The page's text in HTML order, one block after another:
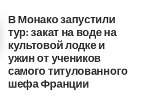
В Монако запустили
тур: закат на воде на
культовой лодке и
ужин от учеников
самого титулованного
шефа Франции